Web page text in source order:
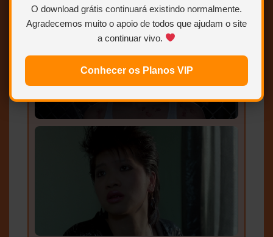
O download grátis continuará existindo normalmente.
Agradecemos muito o apoio de todos que ajudam o site
a continuar vivo.
Conhecer os Planos VIP